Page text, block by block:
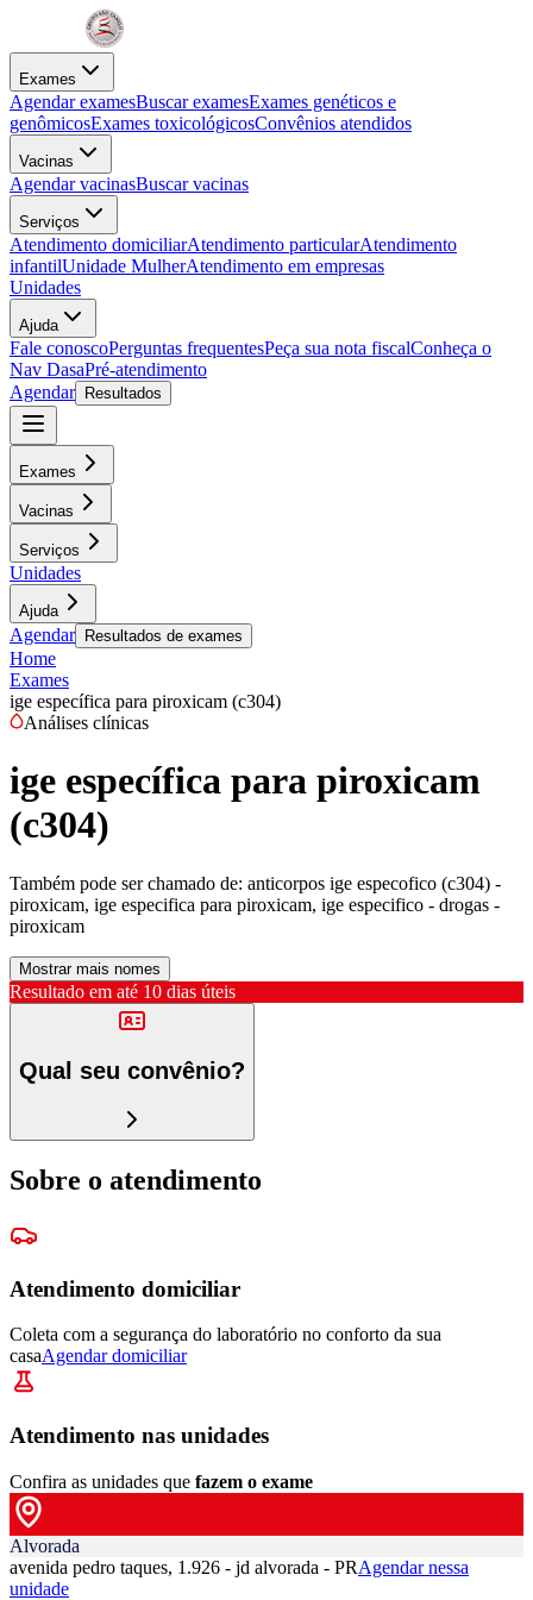
Exames
Agendar examesBuscar examesExames genéticos e
genômicosExames toxicológicosConvênios atendidos
Vacinas
Agendar vacinasBuscar vacinas
Serviços
Atendimento domiciliarAtendimento particularAtendimento
infantilUnidade MulherAtendimento em empresas
Unidades
Ajuda
Fale conoscoPerguntas frequentesPeça sua nota fiscalConheça o
Nav DasaPré-atendimento
Agendar
Resultados
Exames
Vacinas
Serviços
Unidades
Ajuda
Agendar Resultados de exames
Home
Exames
ige específica para piroxicam (c304)
Análises clínicas
ige específica para piroxicam
(c304)
Também pode ser chamado de: anticorpos ige especofico (c304) -
piroxicam, ige especifica para piroxicam, ige especifico - drogas -
piroxicam
Mostrar mais nomes
Resultado em até 10 dias úteis
Qual seu convênio?
Sobre o atendimento
Atendimento domiciliar
Coleta com a segurança do laboratório no conforto da sua
casaAgendar domiciliar
Atendimento nas unidades
Confira as unidades que fazem o exame
Alvorada
avenida pedro taques, 1.926 - jd alvorada - PRAgendar nessa
unidade